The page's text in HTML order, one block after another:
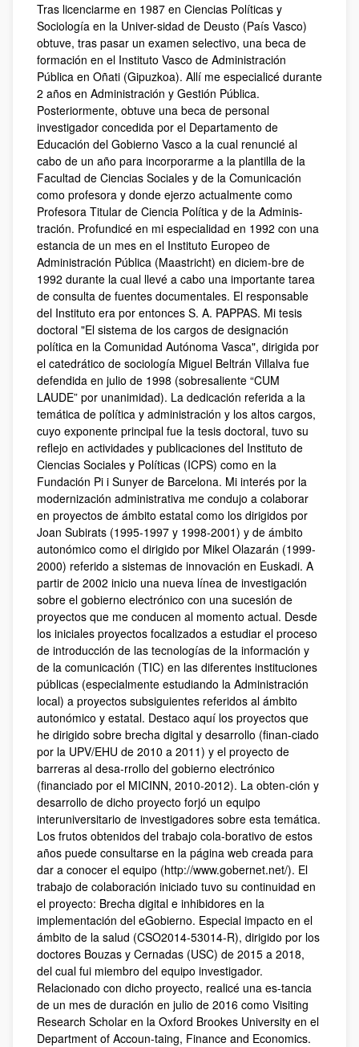
Tras licenciarme en 1987 en Ciencias Políticas y
Sociología en la Univer-sidad de Deusto (País Vasco)
obtuve, tras pasar un examen selectivo, una beca de
formación en el Instituto Vasco de Administración
Pública en Oñati (Gipuzkoa). Allí me especialicé durante
2 años en Administración y Gestión Pública.
Posteriormente, obtuve una beca de personal
investigador concedida por el Departamento de
Educación del Gobierno Vasco a la cual renuncié al
cabo de un año para incorporarme a la plantilla de la
Facultad de Ciencias Sociales y de la Comunicación
como profesora y donde ejerzo actualmente como
Profesora Titular de Ciencia Política y de la Adminis-
tración. Profundicé en mi especialidad en 1992 con una
estancia de un mes en el Instituto Europeo de
Administración Pública (Maastricht) en diciem-bre de
1992 durante la cual llevé a cabo una importante tarea
de consulta de fuentes documentales. El responsable
del Instituto era por entonces S. A. PAPPAS. Mi tesis
doctoral "El sistema de los cargos de designación
política en la Comunidad Autónoma Vasca", dirigida por
el catedrático de sociología Miguel Beltrán Villalva fue
defendida en julio de 1998 (sobresaliente “CUM
LAUDE” por unanimidad). La dedicación referida a la
temática de política y administración y los altos cargos,
cuyo exponente principal fue la tesis doctoral, tuvo su
reflejo en actividades y publicaciones del Instituto de
Ciencias Sociales y Políticas (ICPS) como en la
Fundación Pi i Sunyer de Barcelona. Mi interés por la
modernización administrativa me condujo a colaborar
en proyectos de ámbito estatal como los dirigidos por
Joan Subirats (1995-1997 y 1998-2001) y de ámbito
autonómico como el dirigido por Mikel Olazarán (1999-
2000) referido a sistemas de innovación en Euskadi. A
partir de 2002 inicio una nueva línea de investigación
sobre el gobierno electrónico con una sucesión de
proyectos que me conducen al momento actual. Desde
los iniciales proyectos focalizados a estudiar el proceso
de introducción de las tecnologías de la información y
de la comunicación (TIC) en las diferentes instituciones
públicas (especialmente estudiando la Administración
local) a proyectos subsiguientes referidos al ámbito
autonómico y estatal. Destaco aquí los proyectos que
he dirigido sobre brecha digital y desarrollo (finan-ciado
por la UPV/EHU de 2010 a 2011) y el proyecto de
barreras al desa-rrollo del gobierno electrónico
(financiado por el MICINN, 2010-2012). La obten-ción y
desarrollo de dicho proyecto forjó un equipo
interuniversitario de investigadores sobre esta temática.
Los frutos obtenidos del trabajo cola-borativo de estos
años puede consultarse en la página web creada para
dar a conocer el equipo (http://www.gobernet.net/). El
trabajo de colaboración iniciado tuvo su continuidad en
el proyecto: Brecha digital e inhibidores en la
implementación del eGobierno. Especial impacto en el
ámbito de la salud (CSO2014-53014-R), dirigido por los
doctores Bouzas y Cernadas (USC) de 2015 a 2018,
del cual fui miembro del equipo investigador.
Relacionado con dicho proyecto, realicé una es-tancia
de un mes de duración en julio de 2016 como Visiting
Research Scholar en la Oxford Brookes University en el
Department of Accoun-taing, Finance and Economics.